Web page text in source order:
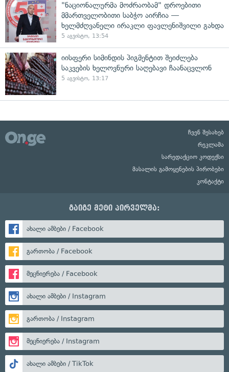
"ნაციონალურმა მოძრაობამ" დროებითი
მმართველობითი საბჭო აირჩია —
ხელმძღვანელი ირაკლი ფავლენიშვილი გახდა
5 აგვისტო, 13:54
იისფერი სიმინდის პიგმენტით შეიძლება
საკვების ხელოვნური საღებავი ჩაანაცვლონ
5 აგვისტო, 13:17
ჩვენ შესახებ
რეკლამა
სარედაქციო კოდექსი
მასალის გამოყენების პირობები
კონტაქტი
გაიგე მეტი პირველმა:
ახალი ამბები / Facebook
გართობა / Facebook
მეცნიერება / Facebook
ახალი ამბები / Instagram
გართობა / Instagram
მეცნიერება / Instagram
ახალი ამბები / TikTok